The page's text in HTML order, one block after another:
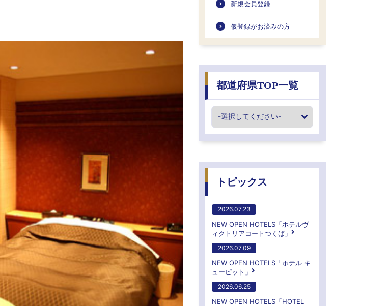
新規会員登録
仮登録がお済みの方
都道府県TOP一覧
トピックス
2026.07.23
NEW OPEN HOTELS「ホテルヴ
ィクトリアコートつくば」
2026.07.09
NEW OPEN HOTELS「ホテル キ
ューピット」
2026.06.25
NEW OPEN HOTELS「HOTEL